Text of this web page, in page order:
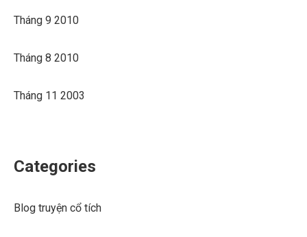
Tháng 9 2010
Tháng 8 2010
Tháng 11 2003
Categories
Blog truyện cổ tích